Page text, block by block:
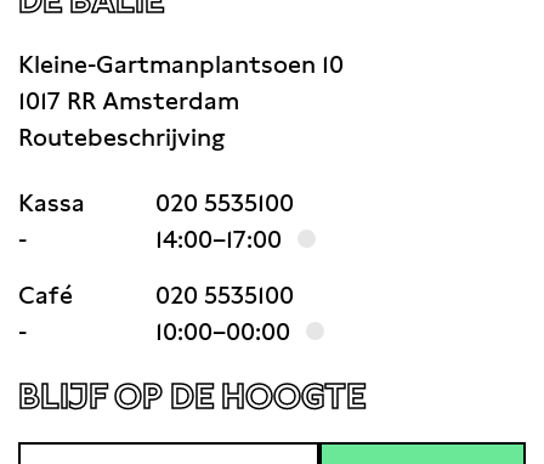
Kleine-Gartmanplantsoen 10
1017 RR Amsterdam
Routebeschrijving
Kassa
020 5535100
-
14:00–17:00
Café
020 5535100
-
10:00–00:00
BLIJF OP DE HOOGTE